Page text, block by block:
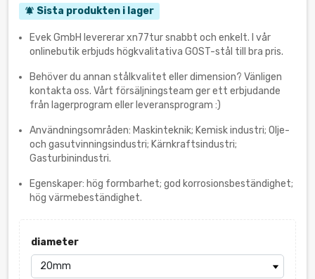
notifications_active Sista produkten i lager
Evek GmbH levererar xn77tur snabbt och enkelt. I vår
onlinebutik erbjuds högkvalitativa GOST-stål till bra pris.
Behöver du annan stålkvalitet eller dimension? Vänligen
kontakta oss. Vårt försäljningsteam ger ett erbjudande
från lagerprogram eller leveransprogram :)
Användningsområden: Maskinteknik; Kemisk industri; Olje-
och gasutvinningsindustri; Kärnkraftsindustri;
Gasturbinindustri.
Egenskaper: hög formbarhet; god korrosionsbeständighet;
hög värmebeständighet.
diameter